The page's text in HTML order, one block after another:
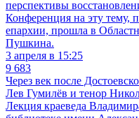
перспективы
Конференция на эту тему,
епархии, прошла в
Пушкина.
3 апреля в 15:25
9 683
Через век после
Лев Гумилёв и тенор
Лекция краеведа